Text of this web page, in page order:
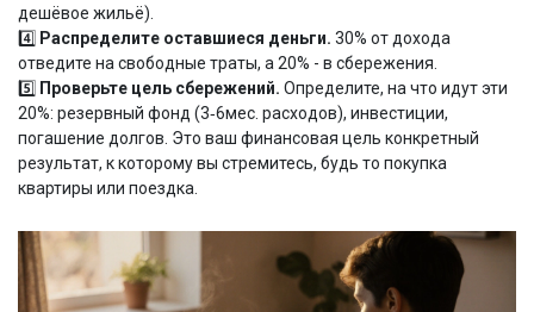
дешёвое жильё).
4️⃣ Распределите оставшиеся деньги. 30% от дохода
отведите на свободные траты, а 20% - в сбережения.
5️⃣ Проверьте цель сбережений. Определите, на что идут эти
20%: резервный фонд (3‑6мес. расходов), инвестиции,
погашение долгов. Это ваш финансовая цель конкретный
результат, к которому вы стремитесь, будь то покупка
квартиры или поездка